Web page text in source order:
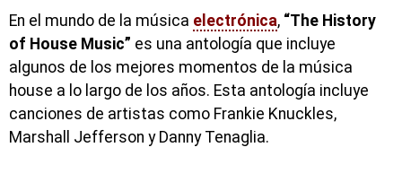
En el mundo de la música electrónica, “The History
of House Music” es una antología que incluye
algunos de los mejores momentos de la música
house a lo largo de los años. Esta antología incluye
canciones de artistas como Frankie Knuckles,
Marshall Jefferson y Danny Tenaglia.